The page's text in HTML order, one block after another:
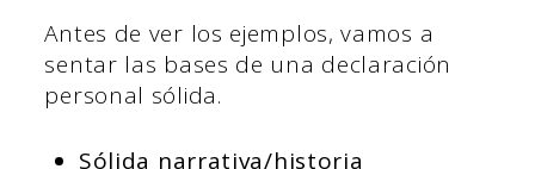
Antes de ver los ejemplos, vamos a
sentar las bases de una declaración
personal sólida.
Sólida narrativa/historia